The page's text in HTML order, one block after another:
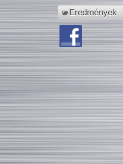
Eredmények